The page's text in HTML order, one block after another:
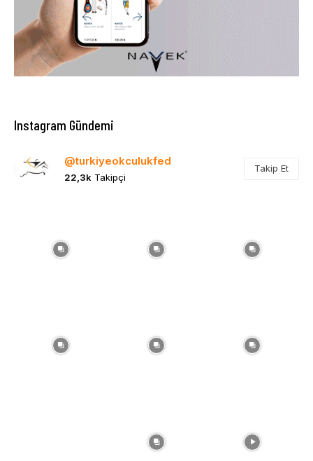
Instagram Gündemi
@turkiyeokculukfed
22,3k Takipçi
Takip Et